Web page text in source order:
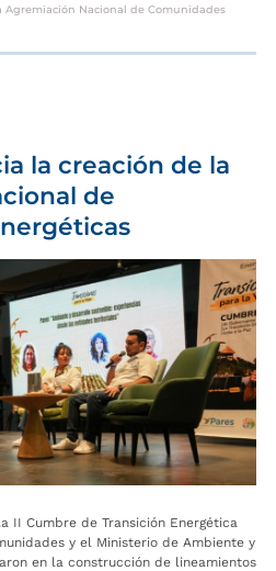
Agremiación Nacional de Comunidades
la creación de la
de
II Cumbre de Transición Energética
y el Ministerio de Ambiente y
en la construcción de lineamientos